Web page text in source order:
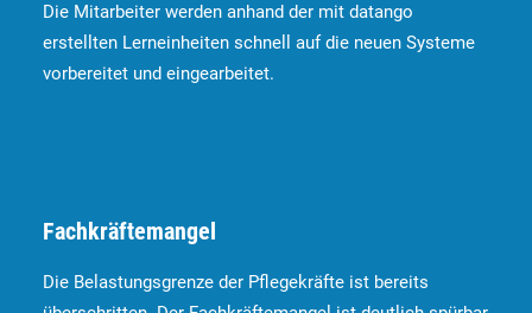
Die Mitarbeiter werden anhand der mit datango
erstellten Lerneinheiten schnell auf die neuen Systeme
vorbereitet und eingearbeitet.
Fachkräftemangel
Die Belastungsgrenze der Pflegekräfte ist bereits